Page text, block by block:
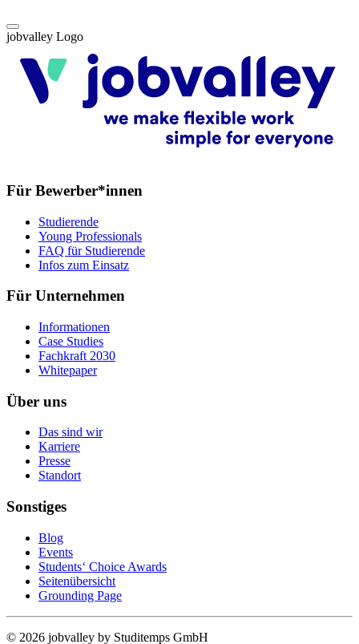
jobvalley Logo
Für Bewerber*innen
Studierende
Young Professionals
FAQ für Studierende
Infos zum Einsatz
Für Unternehmen
Informationen
Case Studies
Fachkraft 2030
Whitepaper
Über uns
Das sind wir
Karriere
Presse
Standort
Sonstiges
Blog
Events
Students‘ Choice Awards
Seitenübersicht
Grounding Page
© 2026 jobvalley by Studitemps GmbH